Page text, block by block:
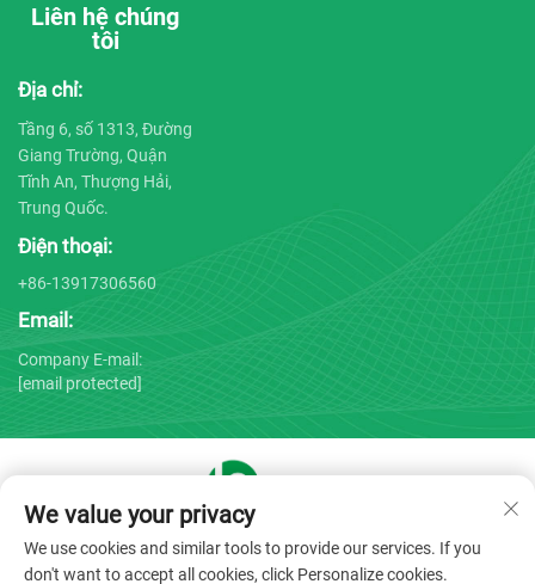
Liên hệ chúng
tôi
Địa chỉ:
Tầng 6, số 1313, Đường
Giang Trường, Quận
Tĩnh An, Thượng Hải,
Trung Quốc.
Điện thoại:
+86-13917306560
Email:
Company E-mail:
[email protected]
Bản quyền © 2025 bởi Công ty TNHH Thiết bị Y tế Thượng Hải
Bojin -Chính sách bảo mật
We value your privacy
We use cookies and similar tools to provide our services. If you
don't want to accept all cookies, click Personalize cookies.